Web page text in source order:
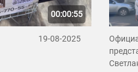
00:00:55
19-08-2025